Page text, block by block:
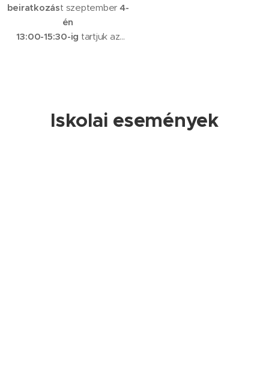
beiratkozást szeptember 4-
én
13:00-15:30-ig tartjuk az
Iskolai események